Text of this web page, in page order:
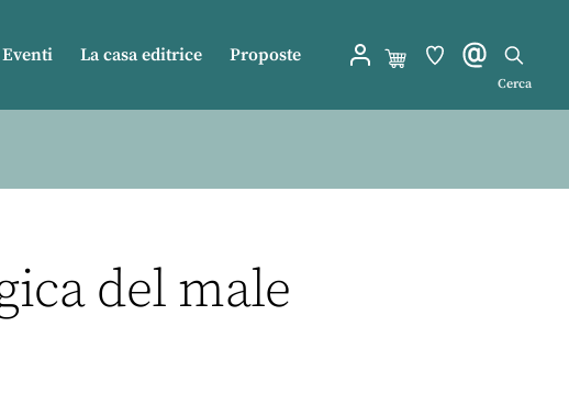
Eventi La casa editrice Proposte
Cerca
del male